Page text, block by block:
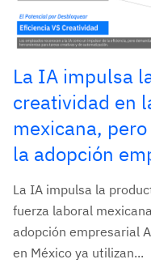
La IA impulsa
creatividad en
mexicana,
la adopción
La IA impulsa la
fuerza laboral
adopción empresarial
en México ya utilizan...